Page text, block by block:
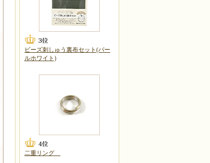
ビーズ刺しゅう裏布セット(パー
ルホワイト)
二重リング